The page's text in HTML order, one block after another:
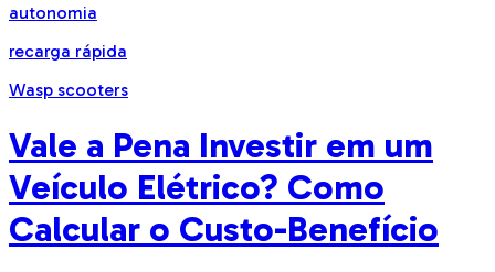
autonomia
recarga rápida
Wasp scooters
Vale a Pena Investir em um
Veículo Elétrico? Como
Calcular o Custo-Benefício